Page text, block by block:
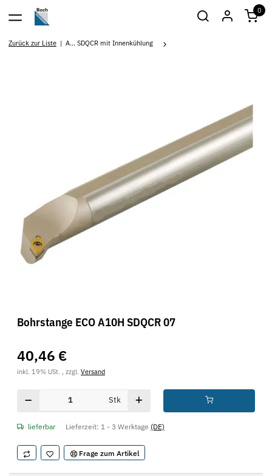
0
Zurück zur Liste A... SDQCR mit Innenkühlung
Bohrstange ECO A10H SDQCR 07
40,46 €
inkl. 19% USt. , zzgl. Versand
Stk
lieferbar Lieferzeit: 1 - 3 Werktage (DE)
Frage zum Artikel